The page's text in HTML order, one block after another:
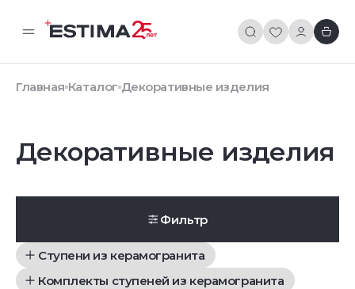
Главная Каталог Декоративные изделия
Декоративные изделия
Фильтр
Ступени из керамогранита
Комплекты ступеней из керамогранита